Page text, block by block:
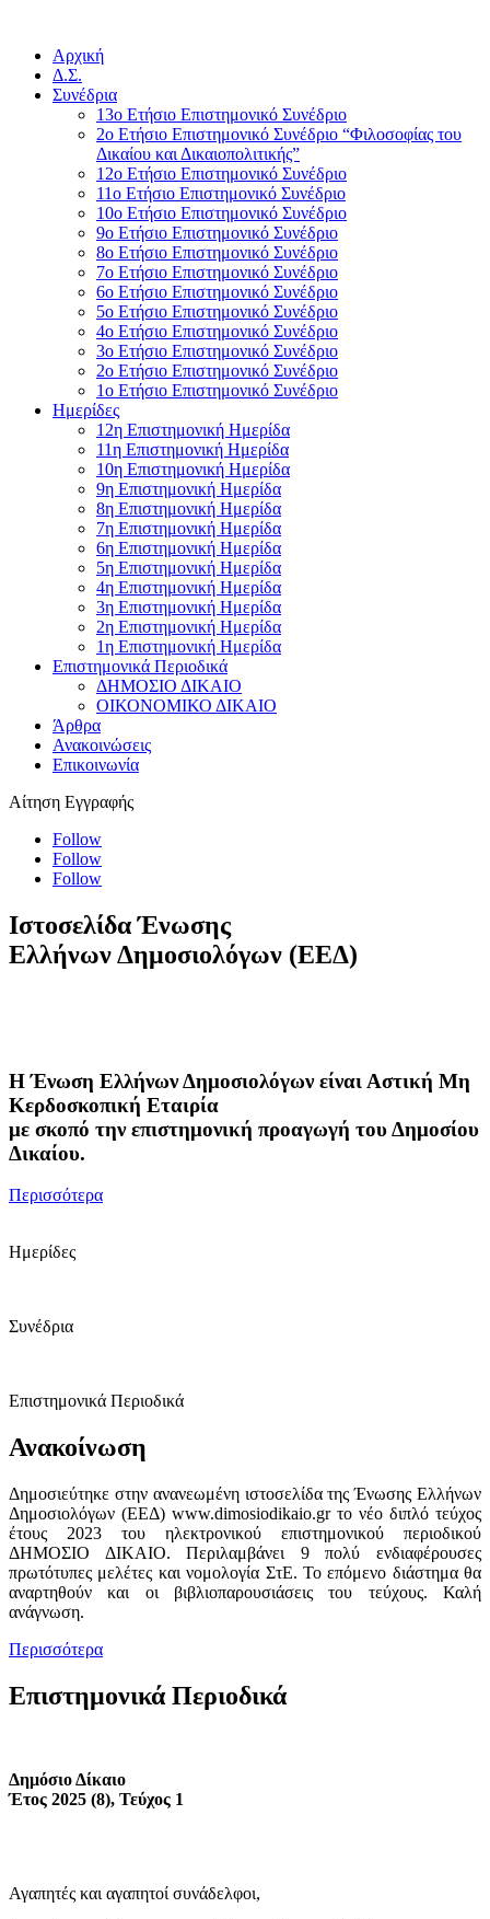
Αρχική
Δ.Σ.
Συνέδρια
13ο Ετήσιο Επιστημονικό Συνέδριο
2ο Ετήσιο Επιστημονικό Συνέδριο “Φιλοσοφίας του
Δικαίου και Δικαιοπολιτικής”
12ο Ετήσιο Επιστημονικό Συνέδριο
11ο Ετήσιο Επιστημονικό Συνέδριο
10ο Ετήσιο Επιστημονικό Συνέδριο
9ο Ετήσιο Επιστημονικό Συνέδριο
8ο Ετήσιο Επιστημονικό Συνέδριο
7ο Ετήσιο Επιστημονικό Συνέδριο
6ο Ετήσιο Επιστημονικό Συνέδριο
5ο Ετήσιο Επιστημονικό Συνέδριο
4ο Ετήσιο Επιστημονικό Συνέδριο
3ο Ετήσιο Επιστημονικό Συνέδριο
2ο Ετήσιο Επιστημονικό Συνέδριο
1ο Ετήσιο Επιστημονικό Συνέδριο
Ημερίδες
12η Επιστημονική Ημερίδα
11η Επιστημονική Ημερίδα
10η Επιστημονική Ημερίδα
9η Επιστημονική Ημερίδα
8η Επιστημονική Ημερίδα
7η Επιστημονική Ημερίδα
6η Επιστημονική Ημερίδα
5η Επιστημονική Ημερίδα
4η Επιστημονική Ημερίδα
3η Επιστημονική Ημερίδα
2η Επιστημονική Ημερίδα
1η Επιστημονική Ημερίδα
Επιστημονικά Περιοδικά
ΔΗΜΟΣΙΟ ΔΙΚΑΙΟ
ΟΙΚΟΝΟΜΙΚΟ ΔΙΚΑΙΟ
Άρθρα
Ανακοινώσεις
Επικοινωνία
Αίτηση Εγγραφής
Follow
Follow
Follow
Ιστοσελίδα Ένωσης
Ελλήνων Δημοσιολόγων (ΕΕΔ)
Η Ένωση Ελλήνων Δημοσιολόγων είναι Αστική Μη
Κερδοσκοπική Εταιρία
με σκοπό την επιστημονική προαγωγή του Δημοσίου
Δικαίου.
Περισσότερα
Ημερίδες
Συνέδρια
Επιστημονικά Περιοδικά
Ανακοίνωση
Δημοσιεύτηκε στην ανανεωμένη ιστοσελίδα της Ένωσης Ελλήνων
Δημοσιολόγων (ΕΕΔ) www.dimosiodikaio.gr το νέο διπλό τεύχος
έτους 2023 του ηλεκτρονικού επιστημονικού περιοδικού
ΔΗΜΟΣΙΟ ΔΙΚΑΙΟ. Περιλαμβάνει 9 πολύ ενδιαφέρουσες
πρωτότυπες μελέτες και νομολογία ΣτΕ. Το επόμενο διάστημα θα
αναρτηθούν και οι βιβλιοπαρουσιάσεις του τεύχους. Καλή
ανάγνωση.
Περισσότερα
Επιστημονικά Περιοδικά
Δημόσιο Δίκαιο
Έτος 2025 (8), Τεύχος 1
Αγαπητές και αγαπητοί συνάδελφοι,